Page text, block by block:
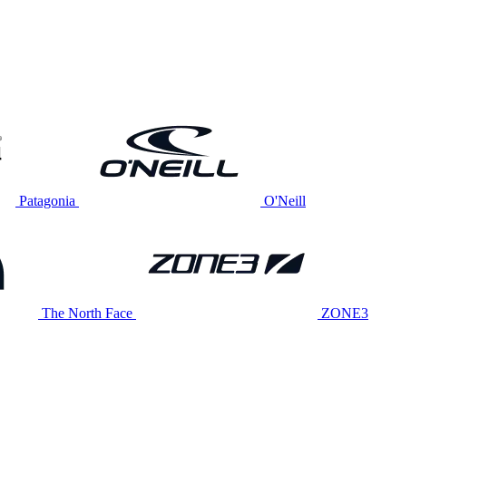
Patagonia O'Neill
The North Face ZONE3